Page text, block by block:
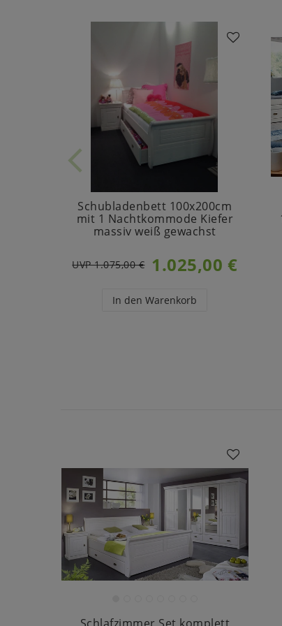
Schubladenbett 100x200cm
mit 1 Nachtkommode Kiefer
massiv weiß gewachst
UVP 1.075,00 € 1.025,00 €
In den Warenkorb